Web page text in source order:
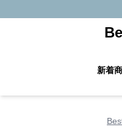
新着